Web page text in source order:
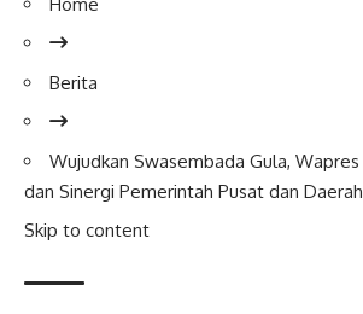
Berita
Wujudkan Swasembada Gula, Wapres
dan Sinergi Pemerintah Pusat dan Daerah
Skip to content